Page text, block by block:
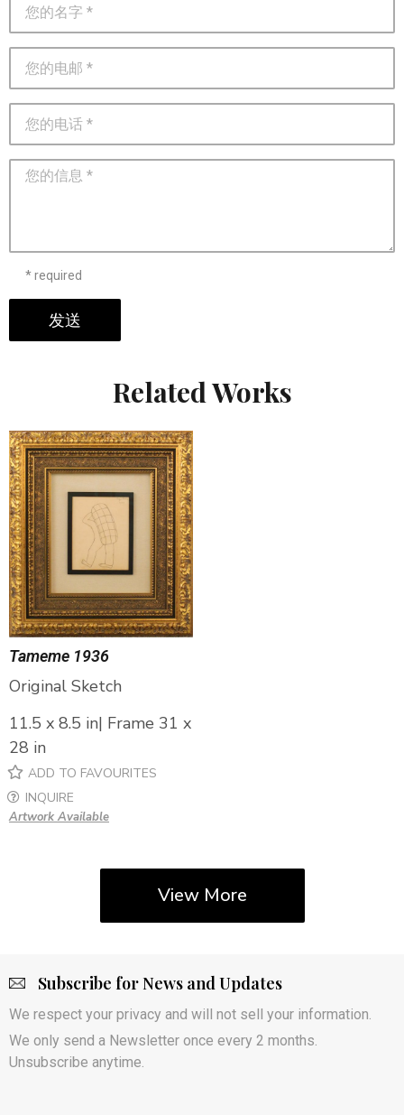
* required
发送
Related Works
Tameme 1936
Original Sketch
11.5 x 8.5 in| Frame 31 x
28 in
ADD TO FAVOURITES
INQUIRE
Artwork Available
View More
Subscribe for News and Updates
We respect your privacy and will not sell your information.
We only send a Newsletter once every 2 months.
Unsubscribe anytime.